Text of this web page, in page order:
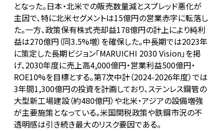
となった。日本・北米での販売数量減とスプレッド悪化が
主因で、特に北米セグメントは15億円の営業赤字に転落し
た。一方、政策保有株式売却益178億円の計上により純利
益は270億円（同3.5%増）を確保した。中長期では2023年
に策定した長期ビジョン「MARUICHI 2030 Vision」を掲
げ、2030年度に売上高4,000億円・営業利益500億円・
ROE10%を目標とする。第7次中計（2024-2026年度）では
3年間1,300億円の投資を計画しており、ステンレス鋼管の
大型新工場建設（約480億円）や北米・アジアの設備増強
が主要施策となっている。米国関税政策や鉄鋼市況の不
透明感は引き続き最大のリスク要因である。